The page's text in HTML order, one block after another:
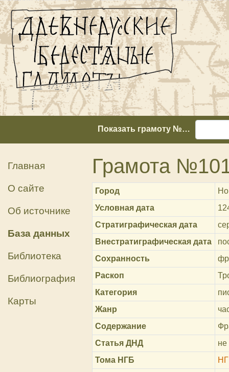
Показать грамоту №…
Главная
О сайте
Об источнике
База данных
Библиотека
Библиография
Карты
Грамота
Город
Условная дата
Стратиграфическая дата
Внестратиграфическая дата
Сохранность
Раскоп
Категория
Жанр
Содержание
Статья ДНД
Тома НГБ